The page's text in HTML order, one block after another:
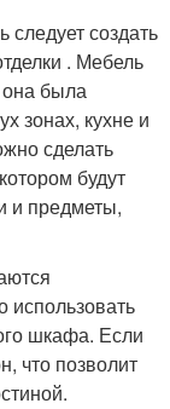
следует создать
. Мебель
она была
зонах, кухне и
сделать
будут
и предметы,
использовать
шкафа. Если
что позволит